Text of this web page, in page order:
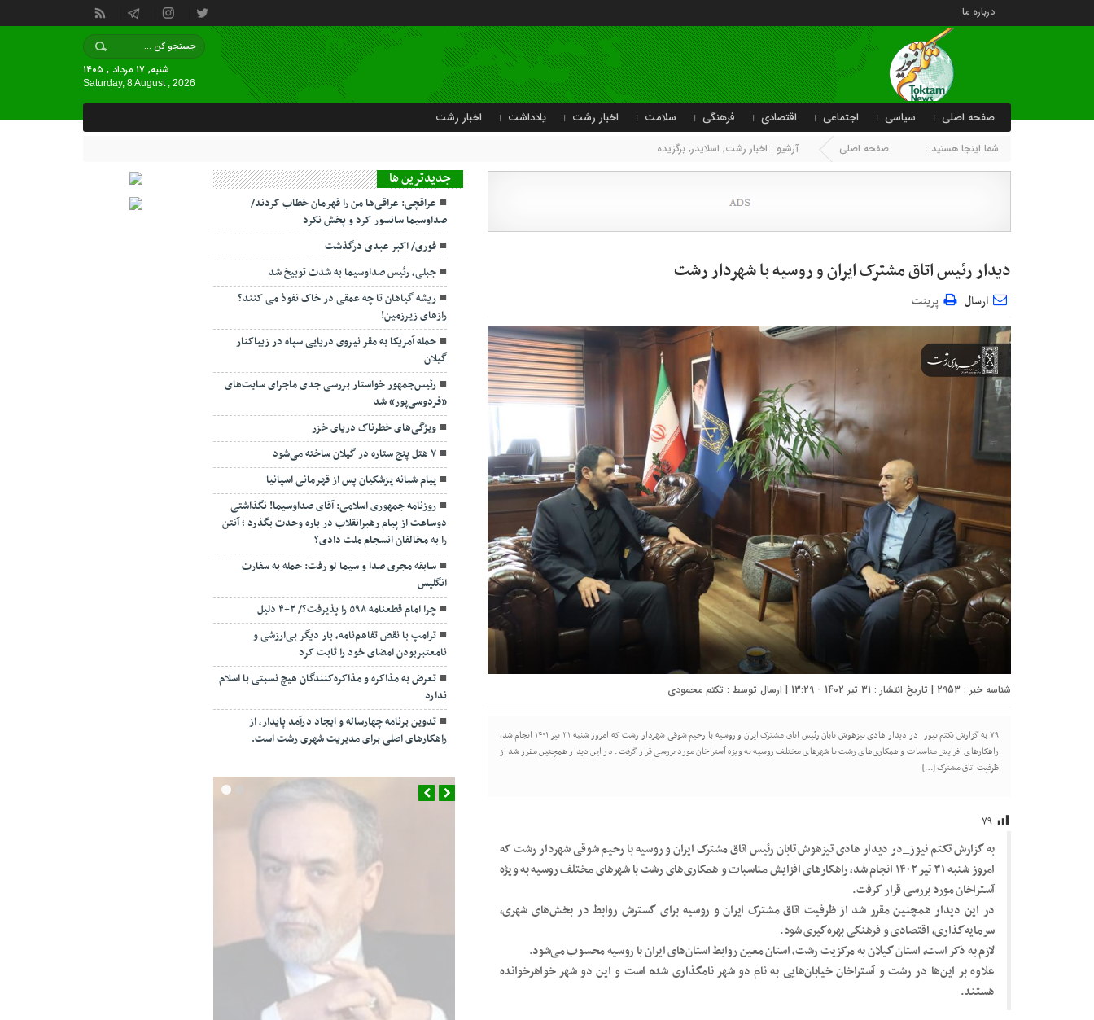
درباره ما
شنبه, ۱۷ مرداد , ۱۴۰۵
Saturday, 8 August , 2026
صفحه اصلی سیاسی اجتماعی اقتصادی فرهنگی سلامت اخبار رشت یادداشت اخبار رشت
شما اینجا هستید : صفحه اصلی آرشیو : اخبار رشت, اسلایدر, برگزیده
دیدار رئیس اتاق مشترک ایران و روسیه با شهردار رشت
ارسال پرینت
شناسه خبر : 2953 | تاریخ انتشار : 31 تیر 1402 - 13:29 | ارسال توسط : تکتم محمودی
۷۹ به گزارش تکتم نیوز_در دیدار هادی تیزهوش تابان رئیس اتاق مشترک ایران و روسیه با رحیم شوقی شهردار رشت که امروز شنبه ۳۱ تیر ۱۴۰۲ انجام شد،
راهکارهای افزایش مناسبات و همکاری‌های رشت با شهرهای مختلف روسیه به ویژه آستراخان مورد بررسی قرار گرفت. در این دیدار همچنین مقرر شد از
ظرفیت اتاق مشترک […]
۷۹
به گزارش تکتم نیوز_در دیدار هادی تیزهوش تابان رئیس اتاق مشترک ایران و روسیه با رحیم شوقی شهردار رشت که
امروز شنبه ۳۱ تیر ۱۴۰۲ انجام شد، راهکارهای افزایش مناسبات و همکاری‌های رشت با شهرهای مختلف روسیه به ویژه
آستراخان مورد بررسی قرار گرفت.
در این دیدار همچنین مقرر شد از ظرفیت اتاق مشترک ایران و روسیه برای گسترش روابط در بخش‌های شهری،
سرمایه‌گذاری، اقتصادی و فرهنگی بهره‌گیری شود.
لازم به ذکر است، استان گیلان به مرکزیت رشت، استان معین روابط استان‌های ایران با روسیه محسوب می‌شود.
علاوه بر این‌ها در رشت و آستراخان خیابان‌هایی به نام دو شهر نامگذاری شده است و این دو شهر خواهرخوانده
هستند.
جديدترين ها
عراقچی: عراقی‌ها من را قهرمان خطاب کردند/
صداوسیما سانسور کرد و پخش نکرد
فوری/ اکبر عبدی درگذشت
جبلی، رئیس صداوسیما به شدت توبیخ شد
ریشه گیاهان تا چه عمقی در خاک نفوذ می کنند؟
رازهای زیرزمین!
حمله آمریکا به مقر نیروی دریایی سپاه در زیباکنار
گیلان
رئیس‌جمهور خواستار بررسی جدی ماجرای سایت‌های
«فردوسی‌پور» شد
ویژگی‌های خطرناک دریای خزر
۷ هتل پنج ستاره در گیلان ساخته می‌شود
پیام شبانه پزشکیان پس از قهرمانی اسپانیا
روزنامه جمهوری اسلامی: آقای صداوسیما! نگذاشتی
دوساعت از پیام رهبرانقلاب در باره وحدت بگذرد ؛ آنتن
را به مخالفان انسجام ملت دادی؟
سابقه مجری صدا و سیما لو رفت: حمله به سفارت
انگلیس
چرا امام قطعنامه ۵۹۸ را پذیرفت؟/ ۲+۴ دلیل
ترامپ با نقض تفاهم‌نامه، بار دیگر بی‌ارزشی و
نامعتبربودن امضای خود را ثابت کرد
تعرض به مذاکره و مذاکره‌کنندگان هیچ نسبتی با اسلام
ندارد
تدوین برنامه چهارساله و ایجاد درآمد پایدار، از
راهکارهای اصلی برای مدیریت شهری رشت است.
فوری/ اکبر عبدی درگذشت